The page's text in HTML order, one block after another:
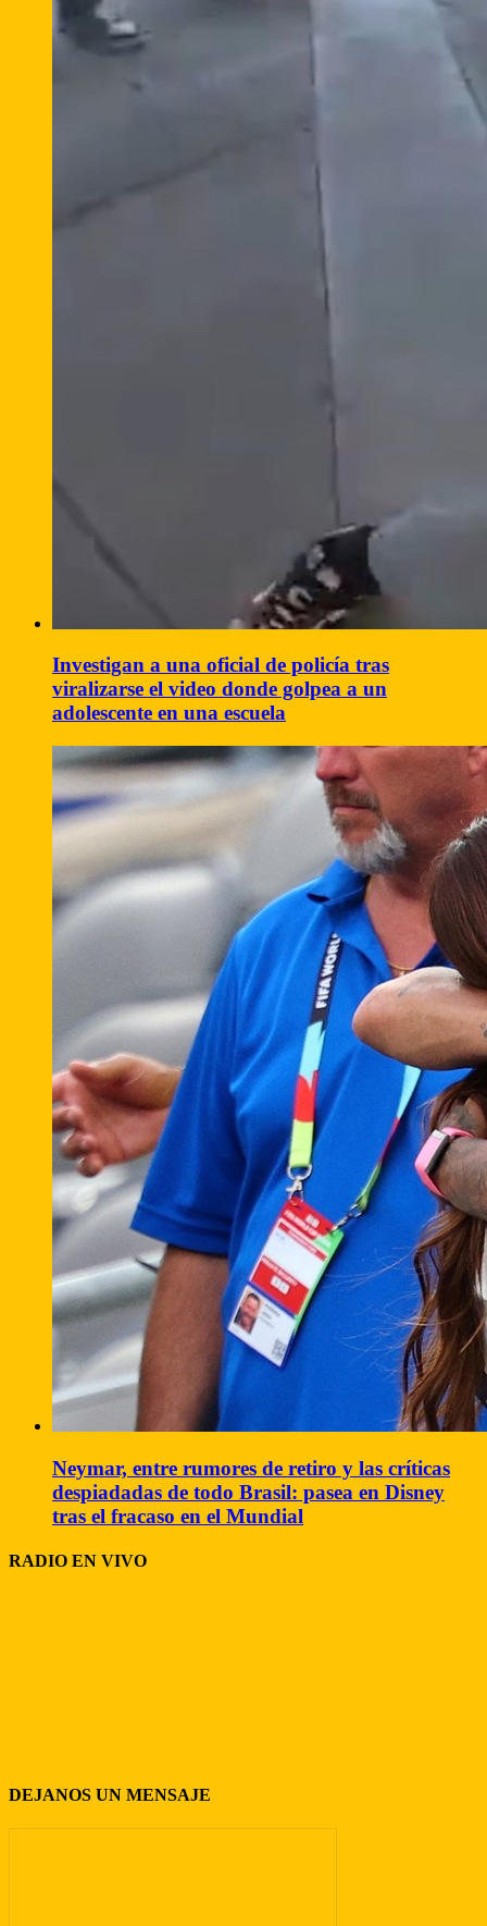
Investigan a una oficial de policía tras
viralizarse el video donde golpea a un
adolescente en una escuela
Neymar, entre rumores de retiro y las críticas
despiadadas de todo Brasil: pasea en Disney
tras el fracaso en el Mundial
RADIO EN VIVO
DEJANOS UN MENSAJE